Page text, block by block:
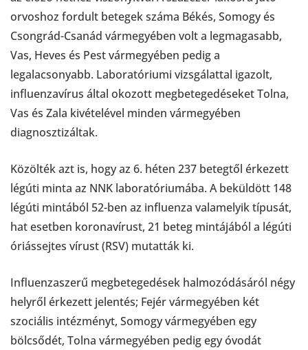
orvoshoz fordult betegek száma Békés, Somogy és
Csongrád-Csanád vármegyében volt a legmagasabb,
Vas, Heves és Pest vármegyében pedig a
legalacsonyabb. Laboratóriumi vizsgálattal igazolt,
influenzavírus által okozott megbetegedéseket Tolna,
Vas és Zala kivételével minden vármegyében
diagnosztizáltak.
Közölték azt is, hogy az 6. héten 237 betegtől érkezett
légúti minta az NNK laboratóriumába. A beküldött 148
légúti mintából 52-ben az influenza valamelyik típusát,
hat esetben koronavírust, 21 beteg mintájából a légúti
óriássejtes vírust (RSV) mutatták ki.
Influenzaszerű megbetegedések halmozódásáról négy
helyről érkezett jelentés; Fejér vármegyében két
szociális intézményt, Somogy vármegyében egy
bölcsődét, Tolna vármegyében pedig egy óvodát